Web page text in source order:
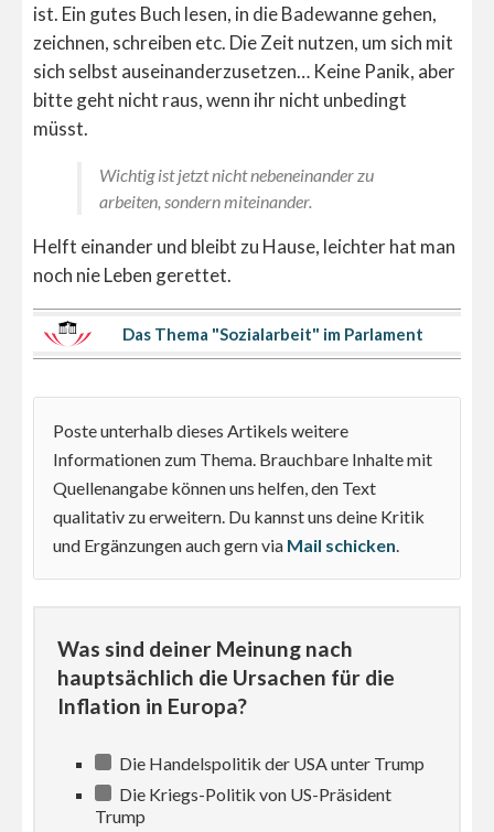
ist. Ein gutes Buch lesen, in die Badewanne gehen,
zeichnen, schreiben etc. Die Zeit nutzen, um sich mit
sich selbst auseinanderzusetzen… Keine Panik, aber
bitte geht nicht raus, wenn ihr nicht unbedingt
müsst.
Wichtig ist jetzt nicht nebeneinander zu
arbeiten, sondern miteinander.
Helft einander und bleibt zu Hause, leichter hat man
noch nie Leben gerettet.
Das Thema "Sozialarbeit" im Parlament
Poste unterhalb dieses Artikels weitere
Informationen zum Thema. Brauchbare Inhalte mit
Quellenangabe können uns helfen, den Text
qualitativ zu erweitern. Du kannst uns deine Kritik
und Ergänzungen auch gern via Mail schicken.
Was sind deiner Meinung nach
hauptsächlich die Ursachen für die
Inflation in Europa?
Die Handelspolitik der USA unter Trump
Die Kriegs-Politik von US-Präsident
Trump